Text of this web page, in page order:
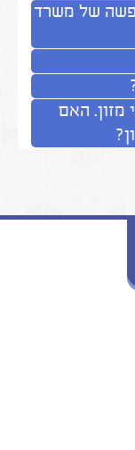
של משרד
מזון. האם